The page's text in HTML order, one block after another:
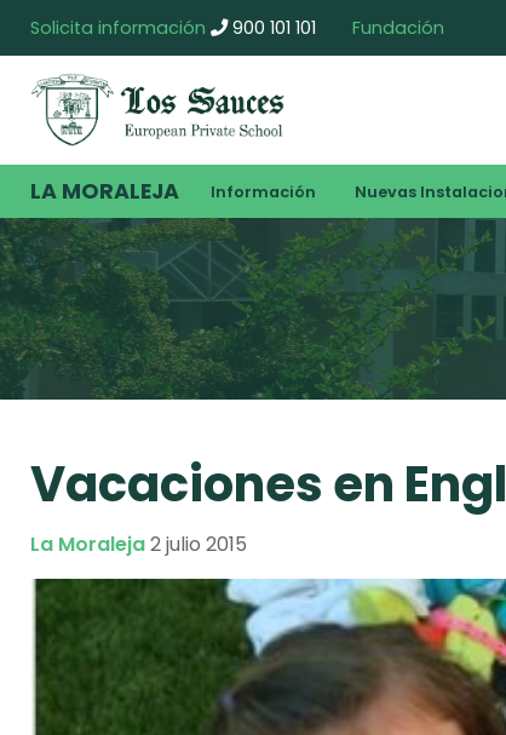
Solicita información 900 101 101 Fundación
LA MORALEJA Información Nuevas
Vacaciones en
La Moraleja2 julio 2015